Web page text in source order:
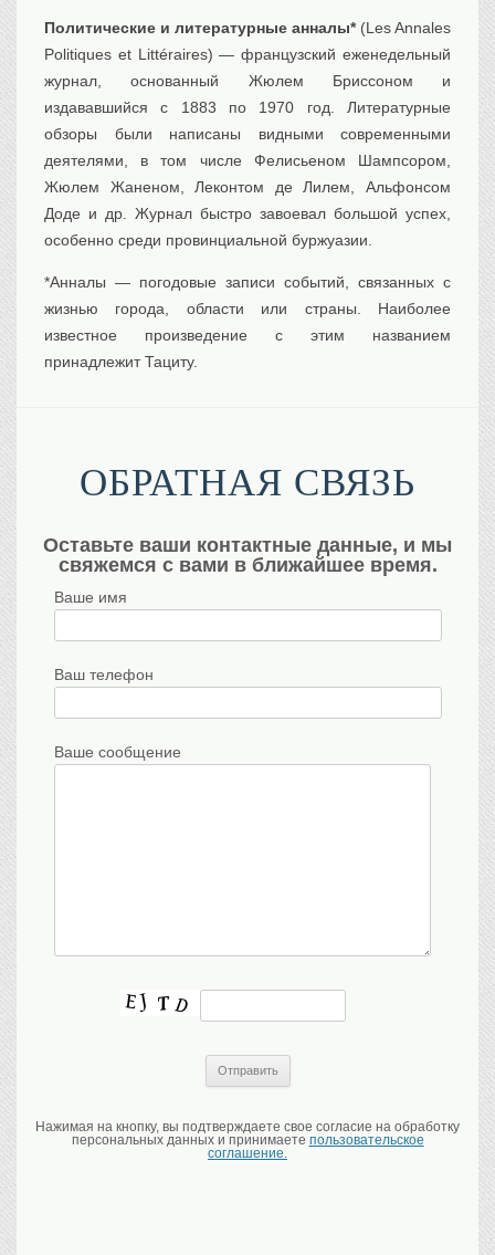
Политические и литературные анналы*(Les Annales
Politiques et Littéraires) — французский еженедельный
журнал, основанный Жюлем Бриссоном и
издававшийся с 1883 по 1970 год. Литературные
обзоры были написаны видными современными
деятелями, в том числе Фелисьеном Шампсором,
Жюлем Жаненом, Леконтом де Лилем, Альфонсом
Доде и др. Журнал быстро завоевал большой успех,
особенно среди провинциальной буржуазии.
*Анналы — погодовые записи событий, связанных с
жизнью города, области или страны. Наиболее
известное произведение с этим названием
принадлежит Тациту.
ОБРАТНАЯ СВЯЗЬ
Оставьте ваши контактные данные, и мы
свяжемся с вами в ближайшее время.
Ваше имя
Ваш телефон
Ваше сообщение
Нажимая на кнопку, вы подтверждаете свое согласие на обработку
персональных данных и принимаете пользовательское
соглашение.